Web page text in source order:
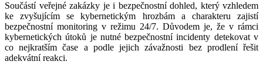
Součástí veřejné zakázky je i bezpečnostní dohled, který vzhledem
ke zvyšujícím se kybernetickým hrozbám a charakteru zajistí
bezpečnostní monitoring v režimu 24/7. Důvodem je, že v rámci
kybernetických útoků je nutné bezpečnostní incidenty detekovat v
co nejkratším čase a podle jejich závažnosti bez prodlení řešit
adekvátní reakci.